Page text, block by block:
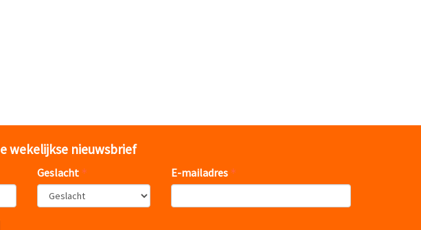
wekelijkse nieuwsbrief
Geslacht E-mailadres